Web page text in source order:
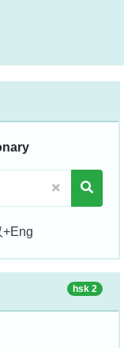
+Eng
hsk 2